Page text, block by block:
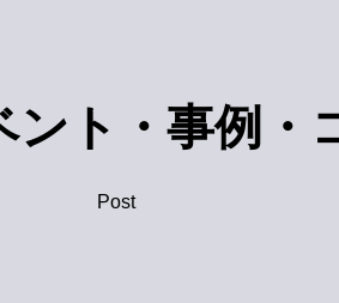
ント・事例・
Post